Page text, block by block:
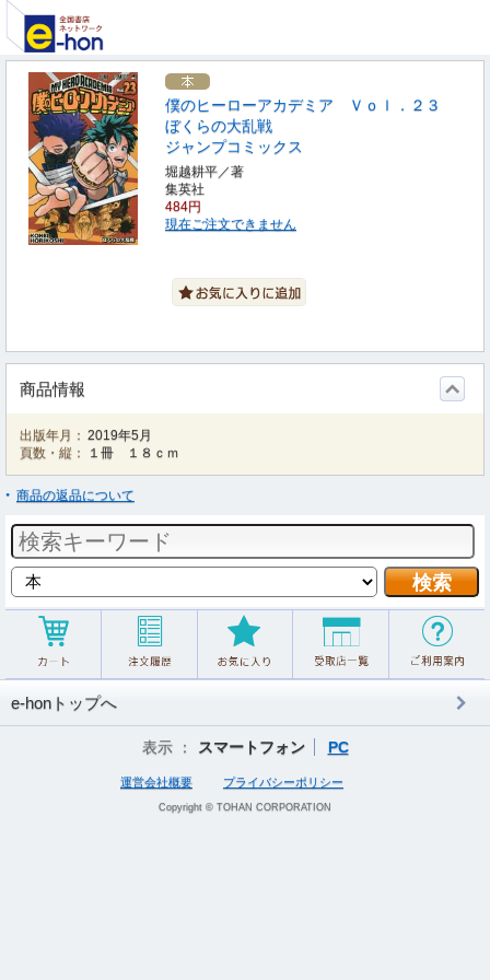
僕のヒーローアカデミア Ｖｏｌ．２３
ぼくらの大乱戦
ジャンプコミックス
堀越耕平／著
集英社
484円
現在ご注文できません
商品情報
出版年月： 2019年5月
頁数・縦：
１冊 １８ｃｍ
商品の返品について
e-honトップへ
表示 ： スマートフォン PC
運営会社概要 プライバシーポリシー
Copyright © TOHAN CORPORATION